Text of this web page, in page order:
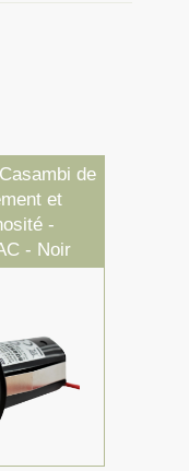
de
et
-
- Noir